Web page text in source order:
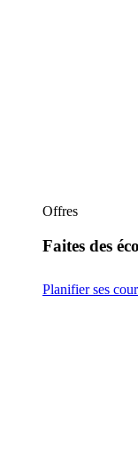
Offres
Faites des
Planifier ses